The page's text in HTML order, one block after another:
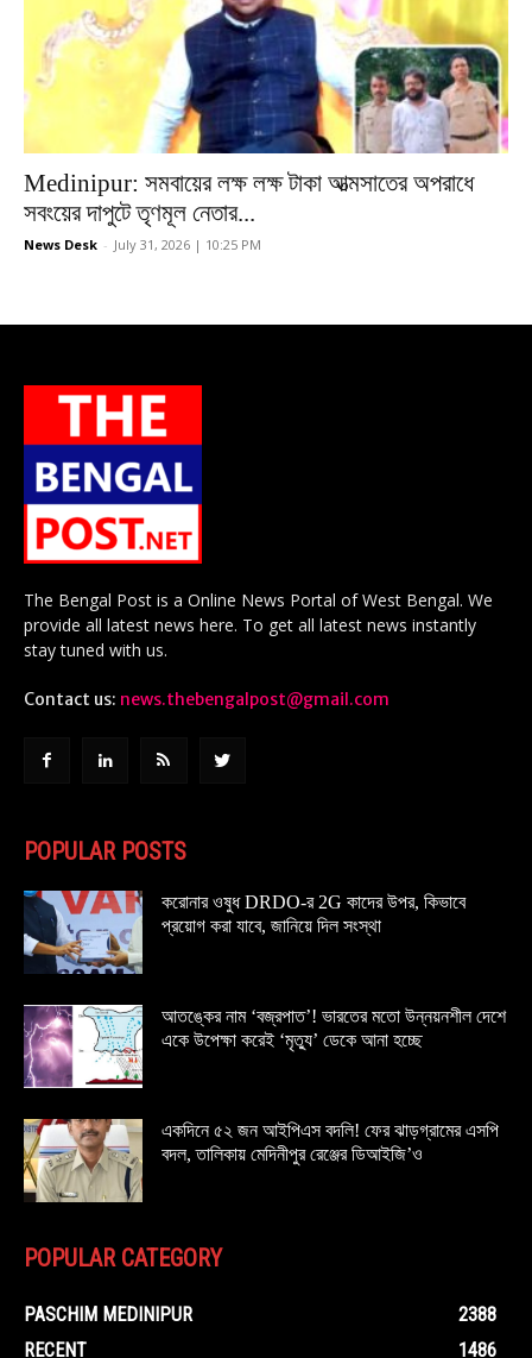
Medinipur: সমবায়ের লক্ষ লক্ষ টাকা আত্মসাতের অপরাধে
সবংয়ের দাপুটে তৃণমূল নেতার...
News Desk - July 31, 2026 | 10:25 PM
The Bengal Post is a Online News Portal of West Bengal. We
provide all latest news here. To get all latest news instantly
stay tuned with us.
Contact us: news.thebengalpost@gmail.com
POPULAR POSTS
করোনার ওষুধ DRDO-র 2G কাদের উপর, কিভাবে
প্রয়োগ করা যাবে, জানিয়ে দিল সংস্থা
আতঙ্কের নাম ‘বজ্রপাত’! ভারতের মতো উন্নয়নশীল দেশে
একে উপেক্ষা করেই ‘মৃত্যু’ ডেকে আনা হচ্ছে
একদিনে ৫২ জন আইপিএস বদলি! ফের ঝাড়গ্রামের এসপি
বদল, তালিকায় মেদিনীপুর রেঞ্জের ডিআইজি’ও
POPULAR CATEGORY
PASCHIM MEDINIPUR
2388
RECENT
1486